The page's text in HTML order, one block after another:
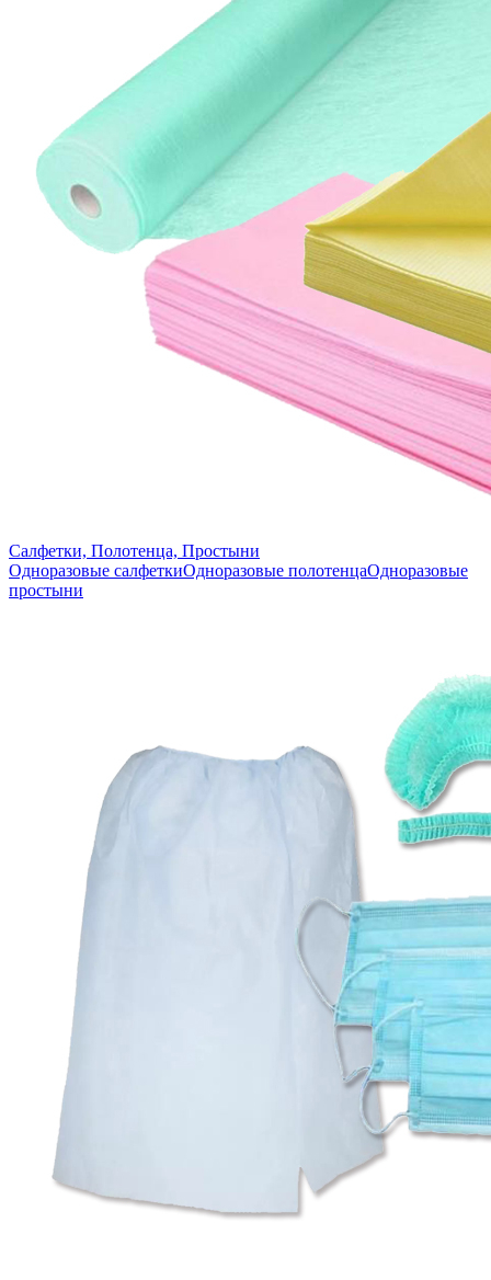
Салфетки, Полотенца, Простыни
Одноразовые салфеткиОдноразовые полотенцаОдноразовые
простыни